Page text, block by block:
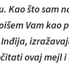
Kao što sam
Vam kao
ovaj mejl